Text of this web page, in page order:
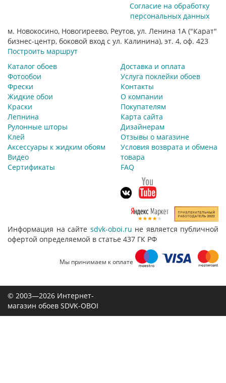
Согласие на обработку
персональных данных
м. Новокосино, Новогиреево, Реутов, ул. Ленина 1А ("Карат"
бизнес-центр, боковой вход с ул. Калинина), эт. 4, оф. 423
Построить маршрут
Каталог обоев
Фотообои
Фрески
Жидкие обои
Краски
Лепнина
Рулонные шторы
Клей
Аксессуары к жидким обоям
Видео
Сертификаты
Доставка и оплата
Услуга поклейки обоев
Контакты
О компании
Покупателям
Карта сайта
Дизайнерам
Отзывы о магазине
Условия возврата и обмена
товара
FAQ
Информация на сайте sdvk-oboi.ru не является публичной
офертой определяемой в статье 437 ГК РФ
Мы принимаем к оплате
© 2003—2026 Интернет-
магазин обоев SDVK-OBOI